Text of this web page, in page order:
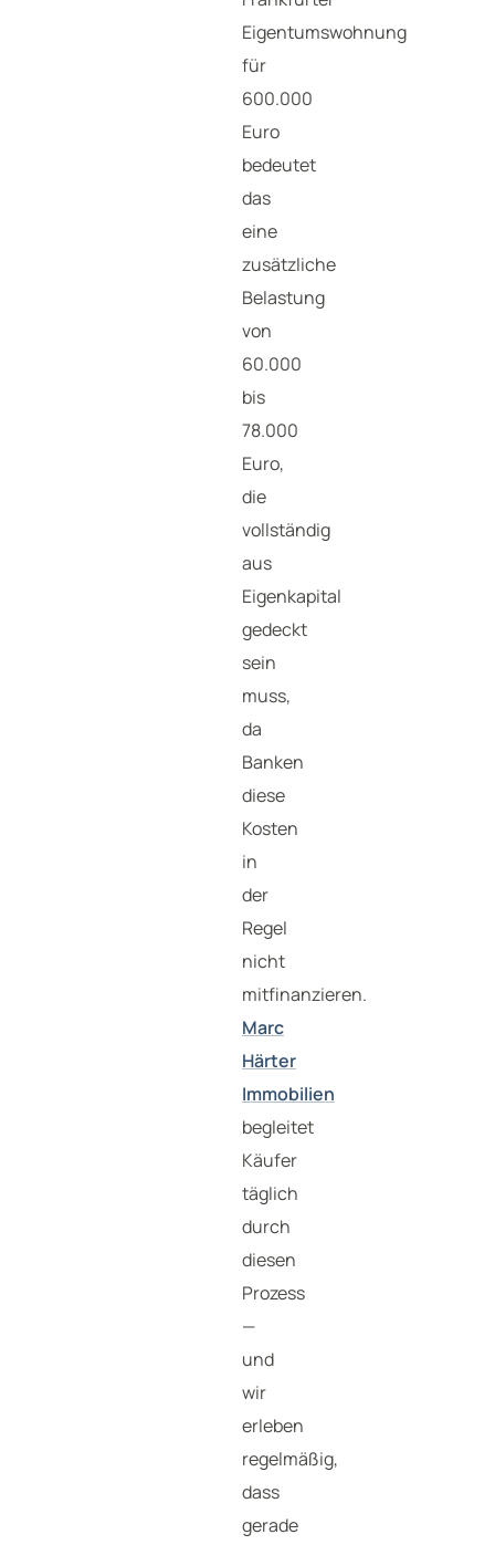
Eigentumswohnung
für
600.000
Euro
bedeutet
das
eine
zusätzliche
Belastung
von
60.000
bis
78.000
Euro,
die
vollständig
aus
Eigenkapital
gedeckt
sein
muss,
da
Banken
diese
Kosten
in
der
Regel
nicht
mitfinanzieren.
Marc
Härter
Immobilien
begleitet
Käufer
täglich
durch
diesen
Prozess
—
und
wir
erleben
regelmäßig,
dass
gerade